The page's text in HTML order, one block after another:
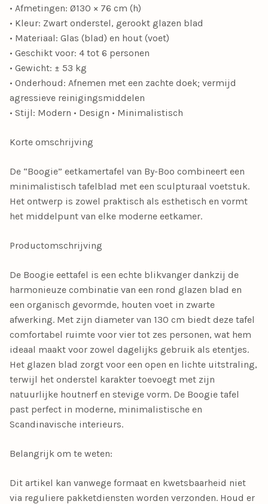
• Afmetingen: Ø130 × 76 cm (h)
• Kleur: Zwart onderstel, gerookt glazen blad
• Materiaal: Glas (blad) en hout (voet)
• Geschikt voor: 4 tot 6 personen
• Gewicht: ± 53 kg
• Onderhoud: Afnemen met een zachte doek; vermijd
agressieve reinigingsmiddelen
• Stijl: Modern • Design • Minimalistisch
Korte omschrijving
De “Boogie” eetkamertafel van By-Boo combineert een
minimalistisch tafelblad met een sculpturaal voetstuk.
Het ontwerp is zowel praktisch als esthetisch en vormt
het middelpunt van elke moderne eetkamer.
Productomschrijving
De Boogie eettafel is een echte blikvanger dankzij de
harmonieuze combinatie van een rond glazen blad en
een organisch gevormde, houten voet in zwarte
afwerking. Met zijn diameter van 130 cm biedt deze tafel
comfortabel ruimte voor vier tot zes personen, wat hem
ideaal maakt voor zowel dagelijks gebruik als etentjes.
Het glazen blad zorgt voor een open en lichte uitstraling,
terwijl het onderstel karakter toevoegt met zijn
natuurlijke houtnerf en stevige vorm. De Boogie tafel
past perfect in moderne, minimalistische en
Scandinavische interieurs.
Belangrijk om te weten:
Dit artikel kan vanwege formaat en kwetsbaarheid niet
via reguliere pakketdiensten worden verzonden. Houd er